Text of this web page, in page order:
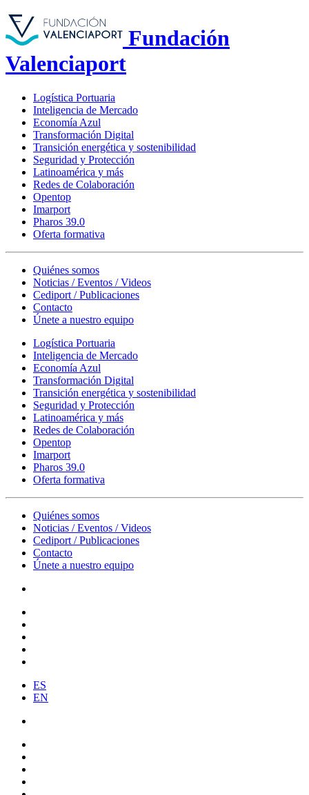
Fundación
Valenciaport
Logística Portuaria
Inteligencia de Mercado
Economía Azul
Transformación Digital
Transición energética y sostenibilidad
Seguridad y Protección
Latinoamérica y más
Redes de Colaboración
Opentop
Imarport
Pharos 39.0
Oferta formativa
Quiénes somos
Noticias / Eventos / Videos
Cediport / Publicaciones
Contacto
Únete a nuestro equipo
Logística Portuaria
Inteligencia de Mercado
Economía Azul
Transformación Digital
Transición energética y sostenibilidad
Seguridad y Protección
Latinoamérica y más
Redes de Colaboración
Opentop
Imarport
Pharos 39.0
Oferta formativa
Quiénes somos
Noticias / Eventos / Videos
Cediport / Publicaciones
Contacto
Únete a nuestro equipo
ES
EN